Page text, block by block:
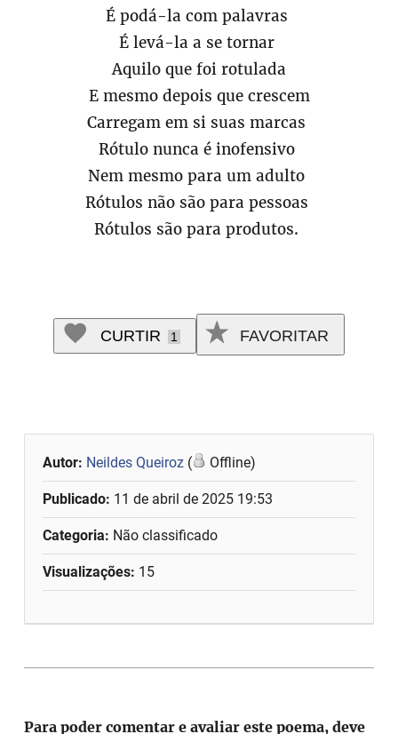
É podá-la com palavras
É levá-la a se tornar
Aquilo que foi rotulada
E mesmo depois que crescem
Carregam em si suas marcas
Rótulo nunca é inofensivo
Nem mesmo para um adulto
Rótulos não são para pessoas
Rótulos são para produtos.
CURTIR 1 FAVORITAR
Autor: Neildes Queiroz ( Offline)
Publicado: 11 de abril de 2025 19:53
Categoria: Não classificado
Visualizações: 15
Para poder comentar e avaliar este poema, deve